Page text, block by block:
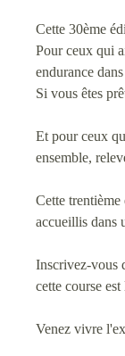
Cette 30ème
Pour ceux qui
endurance
Si vous êtes
Et pour ceux
ensemble,
Cette
accueillis dans
Inscrivez-vous
cette course
Venez vivre